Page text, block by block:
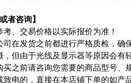
者咨询】
考、交易价格以实际报价为准！
司在发货之前都进行严格质检，确
，但由于光线及显示器等原因会有
买之前请咨询您需要的商品型号、
致电的，直接在本店铺下单的如